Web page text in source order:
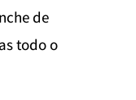
de
todo o